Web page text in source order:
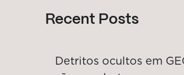
Recent Posts
Detritos ocultos em